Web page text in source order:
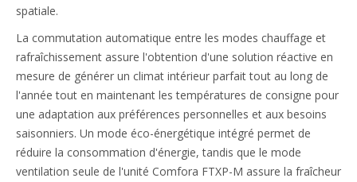
spatiale.
La commutation automatique entre les modes chauffage et
rafraîchissement assure l'obtention d'une solution réactive en
mesure de générer un climat intérieur parfait tout au long de
l'année tout en maintenant les températures de consigne pour
une adaptation aux préférences personnelles et aux besoins
saisonniers. Un mode éco-énergétique intégré permet de
réduire la consommation d'énergie, tandis que le mode
ventilation seule de l'unité Comfora FTXP-M assure la fraîcheur